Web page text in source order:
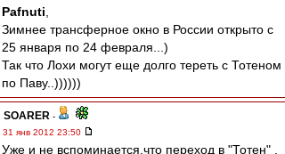
Pafnuti
Зимнее трансферное окно в России открыто с
25 января по 24 февраля...)
Так что Лохи могут еще долго тереть с Тотеном
по Паву..))))))
SOARER -
31 янв 2012 23:50
Уже и не вспоминается,что переход в "Тотен" ,